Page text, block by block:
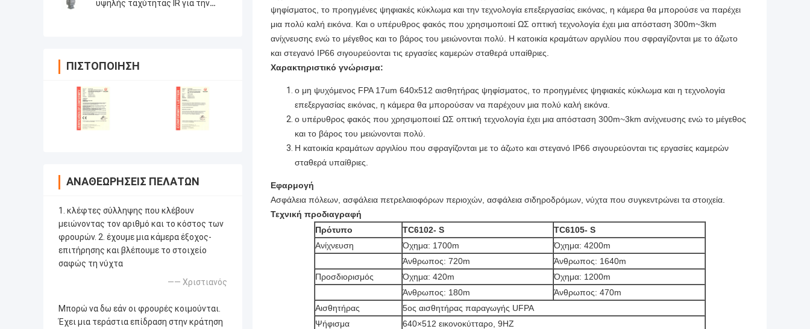
υψηλής ταχύτητας IR για την
ΠΙΣΤΟΠΟΊΗΣΗ
ΑΝΑΘΕΩΡΉΣΕΙΣ ΠΕΛΑΤΏΝ
1. κλέφτες σύλληψης που κλέβουν
μειώνοντας τον αριθμό και το κόστος των
φρουρών. 2. έχουμε μια κάμερα έξοχος-
επιτήρησης και βλέπουμε το στοιχείο
σαφώς τη νύχτα
—— Χριστιανός
Μπορώ να δω εάν οι φρουρές κοιμούνται.
Έχει μια τεράστια επίδραση στην κράτηση
ψηφίσματος, το προηγμένες ψηφιακές κύκλωμα και την τεχνολογία επεξεργασίας εικόνας, η κάμερα θα μπορούσε να παρέχει
μια πολύ καλή εικόνα. Και ο υπέρυθρος φακός που χρησιμοποιεί ΩΣ οπτική τεχνολογία έχει μια απόσταση 300m~3km
ανίχνευσης ενώ το μέγεθος και το βάρος του μειώνονται πολύ. Η κατοικία κραμάτων αργιλίου που σφραγίζονται με το άζωτο
και στεγανό IP66 σιγουρεύονται τις εργασίες καμερών σταθερά υπαίθριες.
Χαρακτηριστικό γνώρισμα:
ο μη ψυχόμενος FPA 17um 640x512 αισθητήρας ψηφίσματος, το προηγμένες ψηφιακές κύκλωμα και η τεχνολογία
επεξεργασίας εικόνας, η κάμερα θα μπορούσαν να παρέχουν μια πολύ καλή εικόνα.
ο υπέρυθρος φακός που χρησιμοποιεί ΩΣ οπτική τεχνολογία έχει μια απόσταση 300m~3km ανίχνευσης ενώ το μέγεθος
και το βάρος του μειώνονται πολύ.
Η κατοικία κραμάτων αργιλίου που σφραγίζονται με το άζωτο και στεγανό IP66 σιγουρεύονται τις εργασίες καμερών
σταθερά υπαίθριες.
Εφαρμογή
Ασφάλεια πόλεων, ασφάλεια πετρελαιοφόρων περιοχών, ασφάλεια σιδηροδρόμων, νύχτα που συγκεντρώνει τα στοιχεία.
Τεχνική προδιαγραφή
Πρότυπο
TC6102- S
TC6105- S
Ανίχνευση
Όχημα: 1700m
Όχημα: 4200m
Άνθρωπος: 720m
Άνθρωπος: 1640m
Προσδιορισμός
Όχημα: 420m
Όχημα: 1200m
Άνθρωπος: 180m
Άνθρωπος: 470m
Αισθητήρας
5ος αισθητήρας παραγωγής UFPA
Ψήφισμα
640×512 εικονοκύτταρο, 9HZ